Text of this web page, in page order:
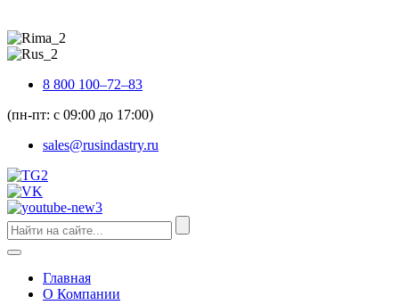
8 800 100–72–83
(пн-пт: с 09:00 до 17:00)
sales@rusindastry.ru
Главная
О Компании